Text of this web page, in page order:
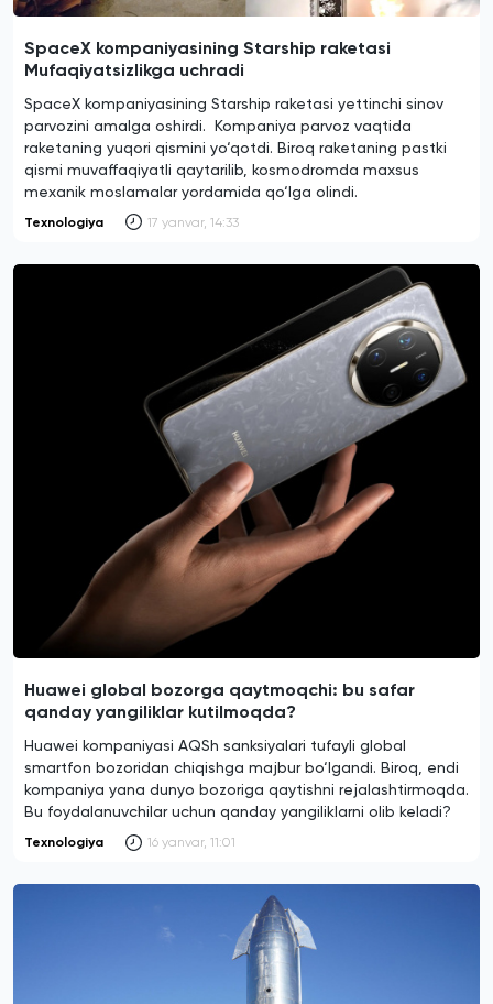
SpaceX kompaniyasining Starship raketasi
Mufaqiyatsizlikga uchradi
SpaceX kompaniyasining Starship raketasi yettinchi sinov
parvozini amalga oshirdi. Kompaniya parvoz vaqtida
raketaning yuqori qismini yo‘qotdi. Biroq raketaning pastki
qismi muvaffaqiyatli qaytarilib, kosmodromda maxsus
mexanik moslamalar yordamida qo‘lga olindi.
Texnologiya 17 yanvar, 14:33
Huawei global bozorga qaytmoqchi: bu safar
qanday yangiliklar kutilmoqda?
Huawei kompaniyasi AQSh sanksiyalari tufayli global
smartfon bozoridan chiqishga majbur bo‘lgandi. Biroq, endi
kompaniya yana dunyo bozoriga qaytishni rejalashtirmoqda.
Bu foydalanuvchilar uchun qanday yangiliklarni olib keladi?
Texnologiya 16 yanvar, 11:01